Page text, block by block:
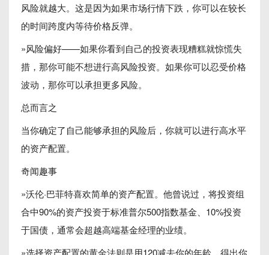
风险就越大。这是因为如果市场行情下跌，你可以在较长
的时间跨度内等待价格反弹。
»风险偏好——如果你看到自己的投资表现糟糕就惊慌失
措，那你可能不想进行高风险投资。如果你可以忍受价格
波动，那你可以承担更多风险。
总而言之
当你确定了自己能够承担的风险后，你就可以进行高水平
的资产配置。
奇闻趣事
»沃伦·巴菲特喜欢简单的资产配置。他曾说过，将投资组
合中90%的资产投资于标准普尔500指数基金、10%投资
于国债，通常会超越高端基金经理的业绩。
»选择资产配置的黄金法则是用120减去你的年龄，得出你